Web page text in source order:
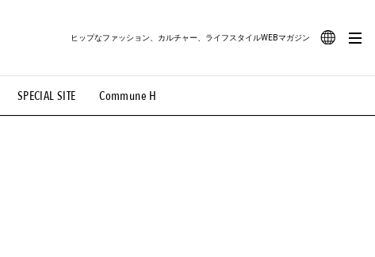
SPECIAL SITE Commune H
ヒップなファッション、カルチャー、ライフスタイルWEBマガジン
#路地裏てぃーん。 #MONTHLY JOURNAL
#MOVIE #LIFESTYLE #SNEAKER #OUTDOOR